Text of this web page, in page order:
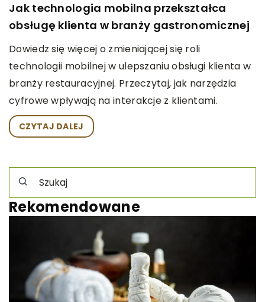
Jak technologia mobilna przekształca
obsługę klienta w branży gastronomicznej
Dowiedz się więcej o zmieniającej się roli
technologii mobilnej w ulepszaniu obsługi klienta w
branży restauracyjnej. Przeczytaj, jak narzędzia
cyfrowe wpływają na interakcje z klientami.
CZYTAJ DALEJ
Rekomendowane